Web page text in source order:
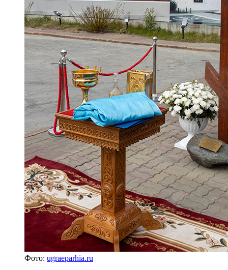
Фото: ugraeparhia.ru